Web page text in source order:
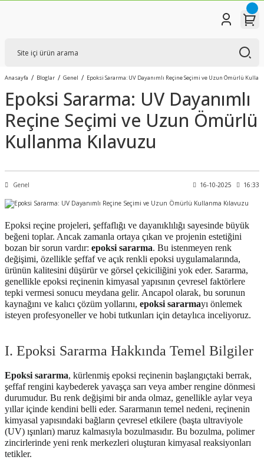
Anasayfa Bloglar Genel Epoksi Sararma: UV Dayanımlı Reçine Seçimi ve Uzun Ömürlü
Epoksi Sararma: UV Dayanımlı
Reçine Seçimi ve Uzun Ömürlü
Kullanma Kılavuzu
Genel 16-10-2025 16:33
Epoksi reçine projeleri, şeffaflığı ve dayanıklılığı sayesinde büyük
beğeni toplar. Ancak zamanla ortaya çıkan ve projenin estetiğini
bozan bir sorun vardır: epoksi sararma. Bu istenmeyen renk
değişimi, özellikle şeffaf ve açık renkli epoksi uygulamalarında,
ürünün kalitesini düşürür ve görsel çekiciliğini yok eder. Sararma,
genellikle epoksi reçinenin kimyasal yapısının çevresel faktörlere
tepki vermesi sonucu meydana gelir. Ancapol olarak, bu sorunun
kaynağını ve kalıcı çözüm yollarını, epoksi sararmayı önlemek
isteyen profesyoneller ve hobi tutkunları için detaylıca inceliyoruz.
I. Epoksi Sararma Hakkında Temel Bilgiler
Epoksi sararma, kürlenmiş epoksi reçinenin başlangıçtaki berrak,
şeffaf rengini kaybederek yavaşça sarı veya amber rengine dönmesi
durumudur. Bu renk değişimi bir anda olmaz, genellikle aylar veya
yıllar içinde kendini belli eder. Sararmanın temel nedeni, reçinenin
kimyasal yapısındaki bağların çevresel etkilere (başta ultraviyole
(UV) ışınları) maruz kalmasıyla bozulmasıdır. Bu bozulma, polimer
zincirlerinde yeni renk merkezleri oluşturan kimyasal reaksiyonları
tetikler.